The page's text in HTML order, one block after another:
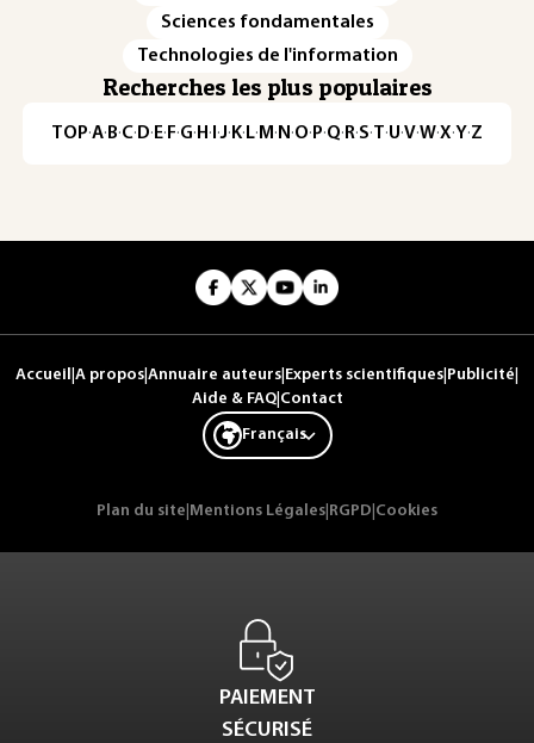
Sciences fondamentales
Technologies de l'information
Recherches les plus populaires
TOP·A·B·C· D· E· F·G· H · ·J· K· L· M · N ·O· P·Q· R·S·T·U·V·W·X·Y·Z
Accueil A propos Annuaire auteurs Experts scientifiques Publicité
Aide & FAQ| Contact
Français
Plan du site Mentions Légales RGPD Cookies
PAIEMENT
SÉCURISÉ